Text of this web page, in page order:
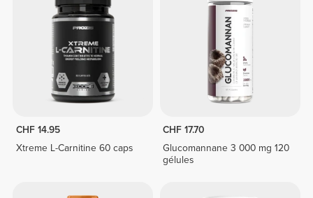
CHF 14.95
Xtreme L-Carnitine 60 caps
CHF 17.70
Glucomannane 3 000 mg 120
gélules